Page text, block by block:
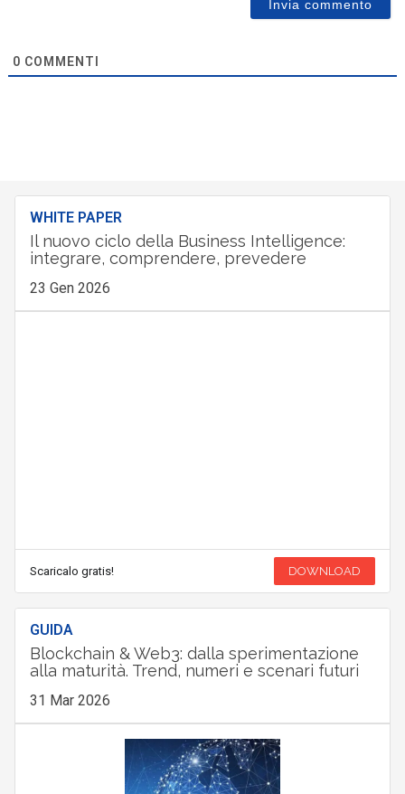
0 COMMENTI
WHITE PAPER
Il nuovo ciclo della Business Intelligence:
integrare, comprendere, prevedere
23 Gen 2026
Scaricalo gratis! DOWNLOAD
GUIDA
Blockchain & Web3: dalla sperimentazione
alla maturità. Trend, numeri e scenari futuri
31 Mar 2026